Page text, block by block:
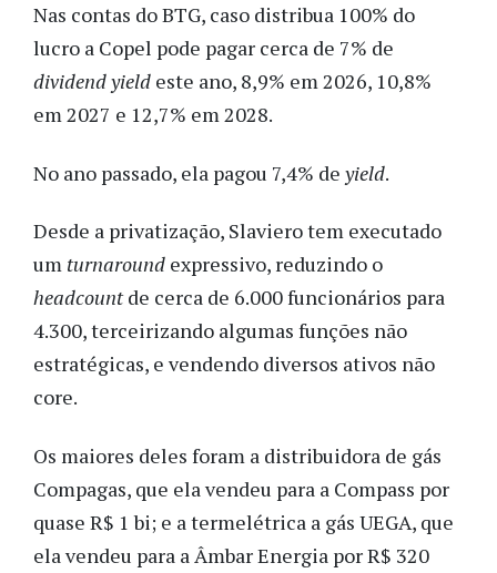
Nas contas do BTG, caso distribua 100% do
lucro a Copel pode pagar cerca de 7% de
dividend yield este ano, 8,9% em 2026, 10,8%
em 2027 e 12,7% em 2028.
No ano passado, ela pagou 7,4% de yield.
Desde a privatização, Slaviero tem executado
um turnaround expressivo, reduzindo o
headcountde cerca de 6.000 funcionários para
4.300, terceirizando algumas funções não
estratégicas, e vendendo diversos ativos não
core.
Os maiores deles foram a distribuidora de gás
Compagas, que ela vendeu para a Compass por
quase R$ 1 bi; e a termelétrica a gás UEGA, que
ela vendeu para a Âmbar Energia por R$ 320